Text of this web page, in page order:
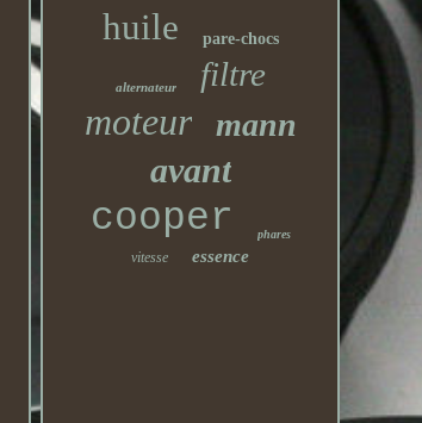
huile pare-chocs
alternateur filtre
moteur mann
avant
cooper phares
vitesse essence